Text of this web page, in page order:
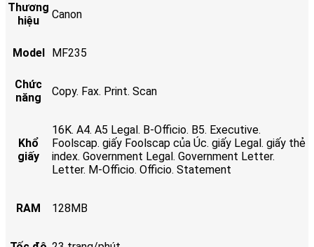
Thương
hiệu
Canon
Model MF235
Chức
năng
Copy. Fax. Print. Scan
Khổ
giấy
16K. A4. A5 Legal. B-Officio. B5. Executive.
Foolscap. giấy Foolscap của Úc. giấy Legal. giấy thẻ
index. Government Legal. Government Letter.
Letter. M-Officio. Officio. Statement
RAM 128MB